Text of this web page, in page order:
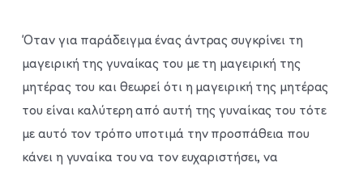
Όταν για παράδειγμα ένας άντρας συγκρίνει τη
μαγειρική της γυναίκας του με τη μαγειρική της
μητέρας του και θεωρεί ότι η μαγειρική της μητέρας
του είναι καλύτερη από αυτή της γυναίκας του τότε
με αυτό τον τρόπο υποτιμά την προσπάθεια που
κάνει η γυναίκα του να τον ευχαριστήσει, να